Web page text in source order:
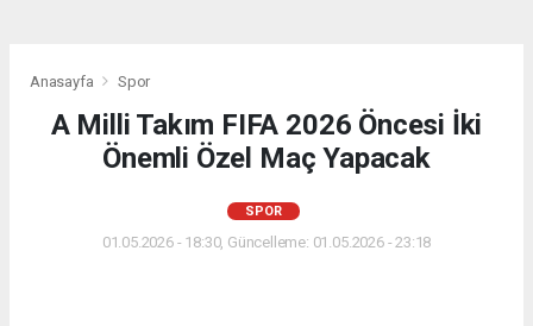
Anasayfa Spor
A Milli Takım FIFA 2026 Öncesi İki
Önemli Özel Maç Yapacak
SPOR
01.05.2026 - 18:30, Güncelleme: 01.05.2026 - 23:18